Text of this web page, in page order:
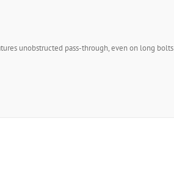
unobstructed pass-through, even on long bolts